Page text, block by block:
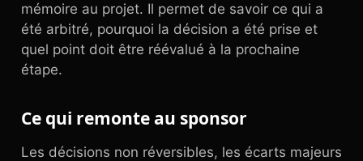
mémoire au projet. Il permet de savoir ce qui a
été arbitré, pourquoi la décision a été prise et
quel point doit être réévalué à la prochaine
étape.
Ce qui remonte au sponsor
Les décisions non réversibles, les écarts majeurs